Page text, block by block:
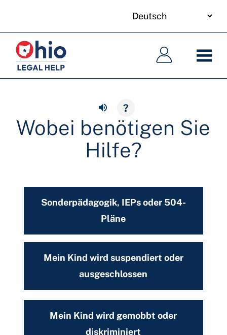
main
content
Hauptnavigation
Hauptnavigation
?
Wobei benötigen Sie
Hilfe?
Sonderpädagogik, IEPs oder 504-
Pläne
Mein Kind wird suspendiert oder
ausgeschlossen
Mein Kind wird gemobbt oder
diskriminiert